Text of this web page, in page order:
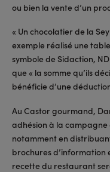
ou bien la vente d’un
« Un chocolatier de la
exemple réalisé une
symbole de Sidaction,
que « la somme qu’ils
bénéficie d’une
Au Castor gourmand,
adhésion à la
notamment en
brochures d’information
recette du restaurant